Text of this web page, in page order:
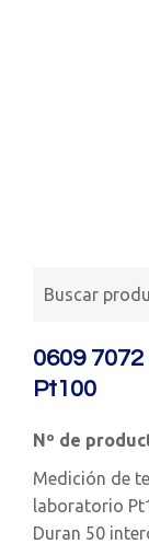
0609
Pt100
Nº de
Medición de
laboratorio
Duran 50